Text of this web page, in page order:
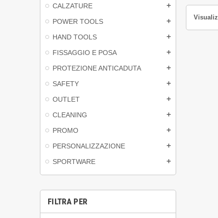
CALZATURE add
POWER TOOLS add
HAND TOOLS add
FISSAGGIO E POSA add
PROTEZIONE ANTICADUTA add
SAFETY add
OUTLET add
CLEANING add
PROMO add
PERSONALIZZAZIONE add
SPORTWARE add
FILTRA PER